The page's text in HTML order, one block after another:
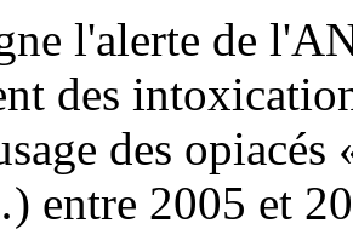
l'alerte de
des
des
entre 2005 et